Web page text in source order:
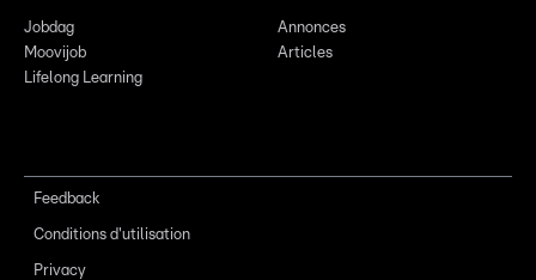
Jobdag
Moovijob
Lifelong Learning
Annonces
Articles
Feedback
Conditions d'utilisation
Privacy